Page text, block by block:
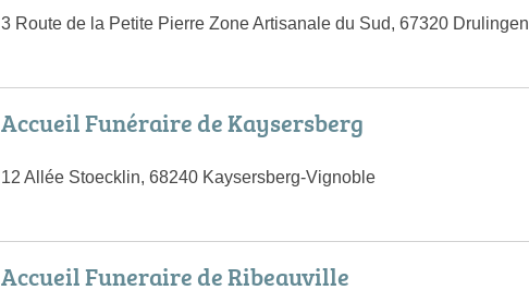
3 Route de la Petite Pierre Zone Artisanale du Sud, 67320 Drulingen
Accueil Funéraire de Kaysersberg
12 Allée Stoecklin, 68240 Kaysersberg-Vignoble
Accueil Funeraire de Ribeauville